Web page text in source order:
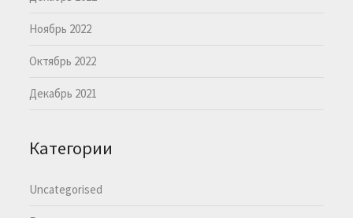
Ноябрь 2022
Октябрь 2022
Декабрь 2021
Категории
Uncategorised